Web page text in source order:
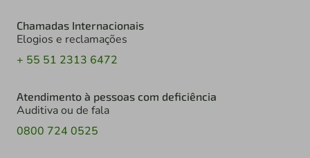
Chamadas Internacionais
Elogios e reclamações
+ 55 51 2313 6472
Atendimento à pessoas com deficiência
Auditiva ou de fala
0800 724 0525